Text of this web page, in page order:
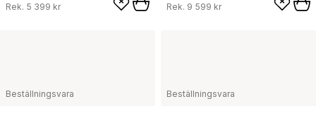
Rek. 5 399 kr Rek. 9 599 kr
Beställningsvara Beställningsvara